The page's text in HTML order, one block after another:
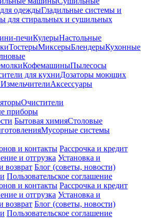
одеждыГладильные системы и
для стиральных и сушильных
печиКулерыНастольные
ТостерыМиксерыБлендерыКухонные
КофемашиныПылесосы
для кухниДозаторы моющих
ИзмельчителиАксессуары
Очистители
приборы
Бытовая химияСтоловые
Мусорные системы
и контакты Рассрочка и кредит
и отгрузка Установка и
возврат Блог (советы, новости)
Пользовательское соглашение
и контакты Рассрочка и кредит
и отгрузка Установка и
возврат Блог (советы, новости)
Пользовательское соглашение